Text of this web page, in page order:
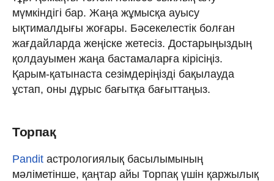
мүмкіндігі бар. Жаңа жұмысқа ауысу
ықтималдығы жоғары. Бәсекелестік болған
жағдайларда жеңіске жетесіз. Достарыңыздың
қолдауымен жаңа бастамаларға кірісіңіз.
Қарым-қатынаста сезімдеріңізді бақылауда
ұстап, оны дұрыс бағытқа бағыттаңыз.
Торпақ
Pandit астрологиялық басылымының
мәліметінше, қаңтар айы Торпақ үшін қаржылық